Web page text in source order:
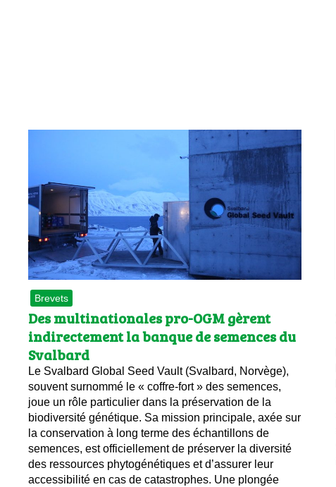
Brevets
Des multinationales pro-OGM gèrent
indirectement la banque de semences du
Svalbard
Le Svalbard Global Seed Vault (Svalbard, Norvège),
souvent surnommé le « coffre-fort » des semences,
joue un rôle particulier dans la préservation de la
biodiversité génétique. Sa mission principale, axée sur
la conservation à long terme des échantillons de
semences, est officiellement de préserver la diversité
des ressources phytogénétiques et d’assurer leur
accessibilité en cas de catastrophes. Une plongée